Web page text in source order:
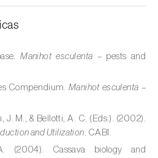
pepo
)
caryophyllus)
Manihot esculenta – pests and
Compendium. Manihot esculenta –
J. M., & Bellotti, A. C. (Eds.). (2002).
and Utilization . CABI.
(2004). Cassava biology and